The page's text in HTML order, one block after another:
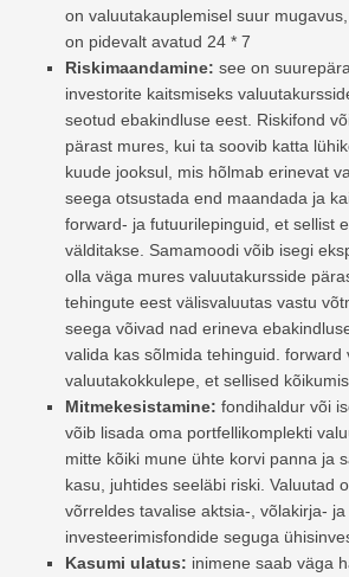
on valuutakauplemisel suur
on pidevalt avatud 24 * 7
Riskimaandamine: see on
investorite kaitsmiseks
seotud ebakindluse eest. Riskifond
pärast mures, kui ta soovib katta
kuude jooksul, mis hõlmab erinevat
seega otsustada end maandada ja
forward- ja futuurilepinguid, et sellist
välditakse. Samamoodi võib isegi
olla väga mures valuutakursside
tehingute eest välisvaluutas vastu
seega võivad nad erineva
valida kas sõlmida tehinguid. forward
valuutakokkulepe, et sellised
Mitmekesistamine: fondihaldur või
võib lisada oma portfellikomplekti
mitte kõiki mune ühte korvi panna ja
kasu, juhtides seeläbi riski. Valuutad
võrreldes tavalise aktsia-, võlakirja- ja
investeerimisfondide seguga
Kasumi ulatus: inimene saab väga